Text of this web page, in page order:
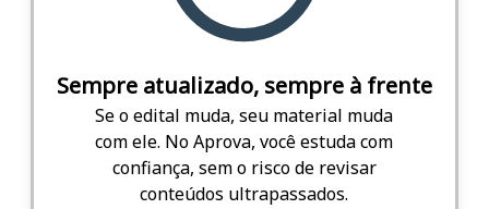
Sempre atualizado, sempre à frente
Se o edital muda, seu material muda
com ele. No Aprova, você estuda com
confiança, sem o risco de revisar
conteúdos ultrapassados.